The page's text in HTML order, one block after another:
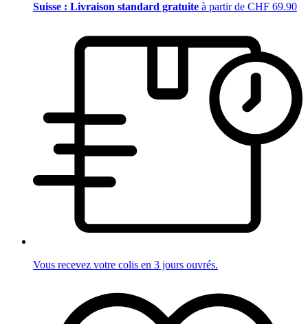
Suisse : Livraison standard gratuite à partir de CHF 69.90
Vous recevez votre colis en 3 jours ouvrés.